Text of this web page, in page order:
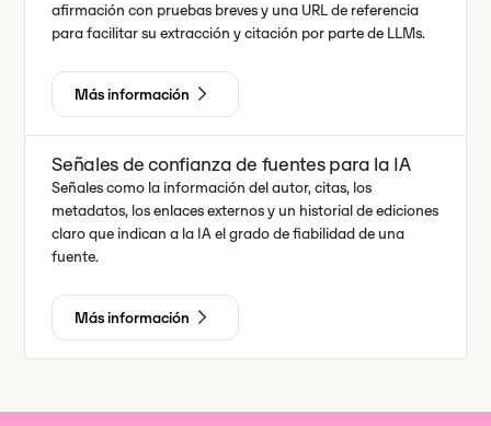
afirmación con pruebas breves y una URL de referencia
para facilitar su extracción y citación por parte de LLMs.
Más información
Señales de confianza de fuentes para la IA
Señales como la información del autor, citas, los
metadatos, los enlaces externos y un historial de ediciones
claro que indican a la IA el grado de fiabilidad de una
fuente.
Más información